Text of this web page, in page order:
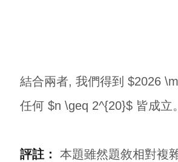
結合兩者, 我們得到 $2026
任何 $n \geq 2^{20}$ 皆成立。
評註：
本題雖然題敘相對複